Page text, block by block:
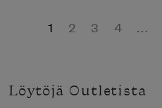
1 2 3 4
Löytöjä Outletista